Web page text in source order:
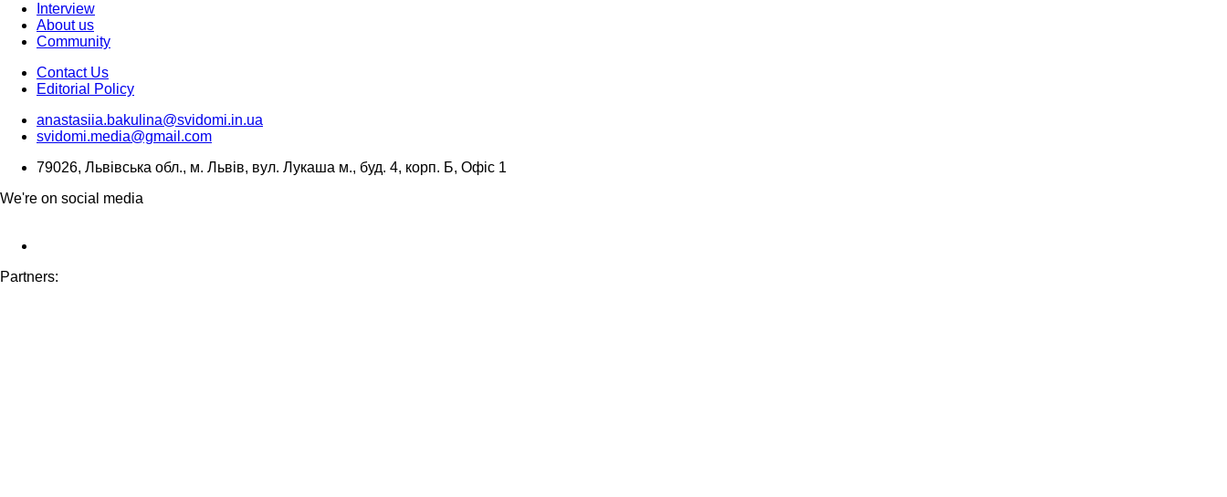
Interview
About us
Community
Contact Us
Editorial Policy
anastasiia.bakulina@svidomi.in.ua
svidomi.media@gmail.com
79026, Львівська обл., м. Львів, вул. Лукаша м., буд. 4, корп. Б, Офіс 1
We're on social media
Partners: